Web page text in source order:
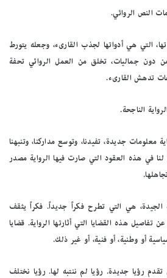
النص الروائي.
التي هي أدواتها لجذب القارىء، وجعله يتورط
من دون جماليات، تخلق من العمل الروائي تحفة
تدهش القارىء.
الناجحة.
معلومات جديدة، تفيدنا، وتوسع مداركنا، وتنبهنا
في هذه العقود التي صارت فيها الرواية مصدر
الجيدة، هي التي تطرح فكراً جديداً. فكراً يثقف
هذه القضايا التي أثارتها الرواية. قضايا
أو وطنية، أو فنية، أو غير ذلك.
تقدم رؤيا جديدة. رؤيا لم ننتبه لها. رؤيا نختلف